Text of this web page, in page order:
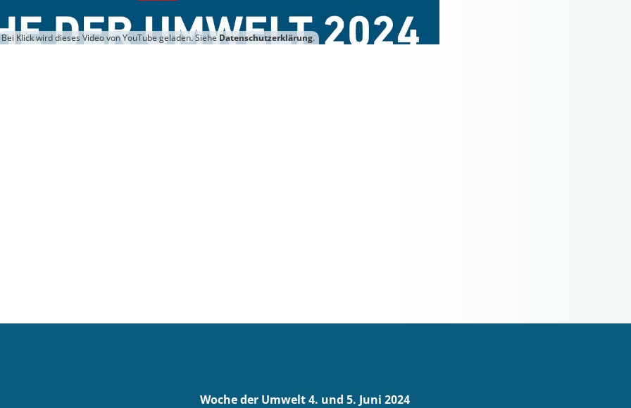
Bei Klick wird dieses Video von YouTube geladen. Siehe Datenschutzerklärung.
Woche der Umwelt 4. und 5. Juni 2024